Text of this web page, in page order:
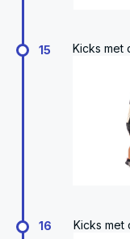
15 Kicks met
16 Kicks met